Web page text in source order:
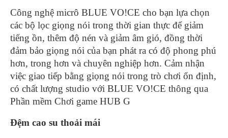
Công nghệ micrô BLUE VO!CE cho bạn lựa chọn
các bộ lọc giọng nói trong thời gian thực để giảm
tiếng ồn, thêm độ nén và giảm âm gió, đồng thời
đảm bảo giọng nói của bạn phát ra có độ phong phú
hơn, trong hơn và chuyên nghiệp hơn. Cảm nhận
việc giao tiếp bằng giọng nói trong trò chơi ổn định,
có chất lượng studio với BLUE VO!CE thông qua
Phần mềm Chơi game HUB G
Đệm cao su thoải mái